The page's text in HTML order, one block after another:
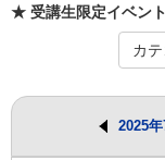
★ 受講生限定イベント
カ
2025年